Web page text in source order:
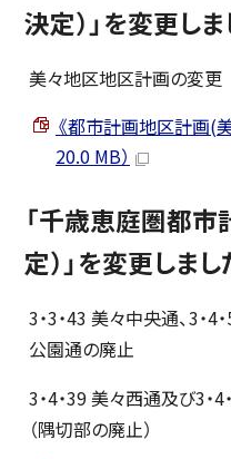
決定）」を変更しま
美々地区地区計画の変更
《都市計画地区計画(
20.0 MB）
「千歳恵庭圏都市
定）」を変更しまし
3・3・43 美々中央通、3・
公園通の廃止
3・4・39 美々西通及び3
（隅切部の廃止）